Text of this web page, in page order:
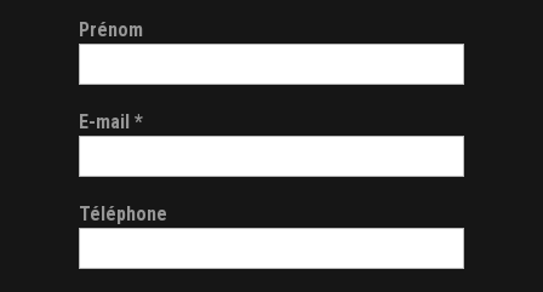
Prénom
E-mail *
Téléphone